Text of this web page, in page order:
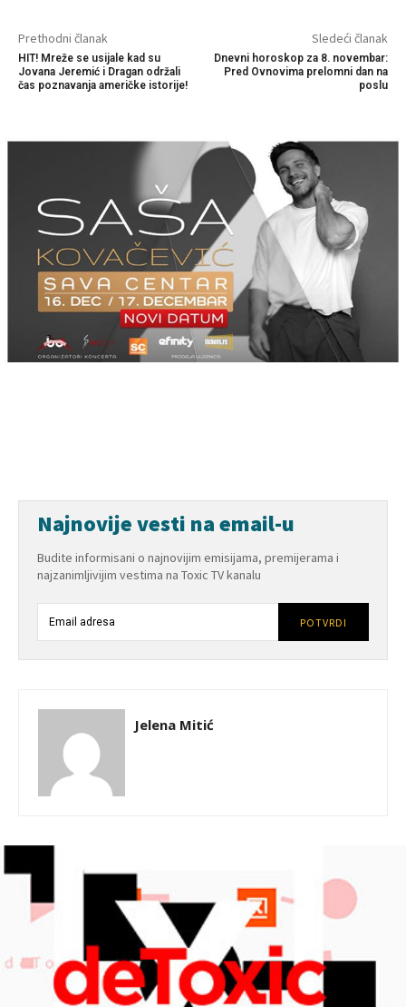
Prethodni članak
HIT! Mreže se usijale kad su
Jovana Jeremić i Dragan održali
čas poznavanja američke istorije!
Sledeći članak
Dnevni horoskop za 8. novembar:
Pred Ovnovima prelomni dan na
poslu
Najnovije vesti na email-u
Budite informisani o najnovijim emisijama, premijerama i
najzanimljivijim vestima na Toxic TV kanalu
POTVRDI
Jelena Mitić